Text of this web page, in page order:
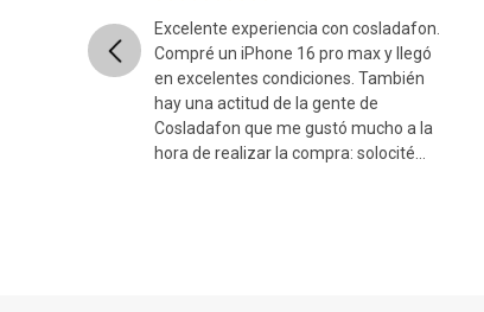
Previous
rápido, el
Excelente experiencia con cosladafon.
Compré un iPhone 16 pro max y llegó
en excelentes condiciones. También
hay una actitud de la gente de
Cosladafon que me gustó mucho a la
hora de realizar la compra: solocité